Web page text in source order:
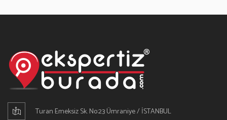
Turan Emeksiz Sk. No:23 Ümraniye / İSTANBUL